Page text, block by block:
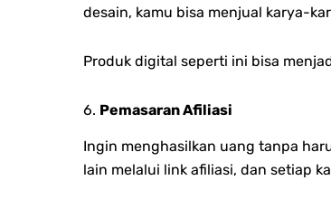
desain, kamu bisa menjual karya-
Produk digital seperti ini bisa
6. Pemasaran Afiliasi
Ingin menghasilkan uang tanpa
lain melalui link afiliasi, dan setiap